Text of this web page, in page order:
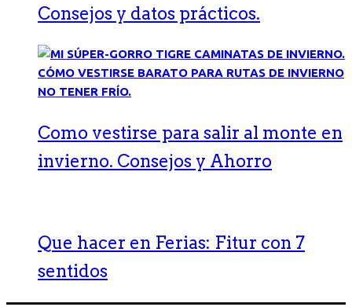
Consejos y datos prácticos.
Como vestirse para salir al monte en
invierno. Consejos y Ahorro
Que hacer en Ferias: Fitur con 7
sentidos